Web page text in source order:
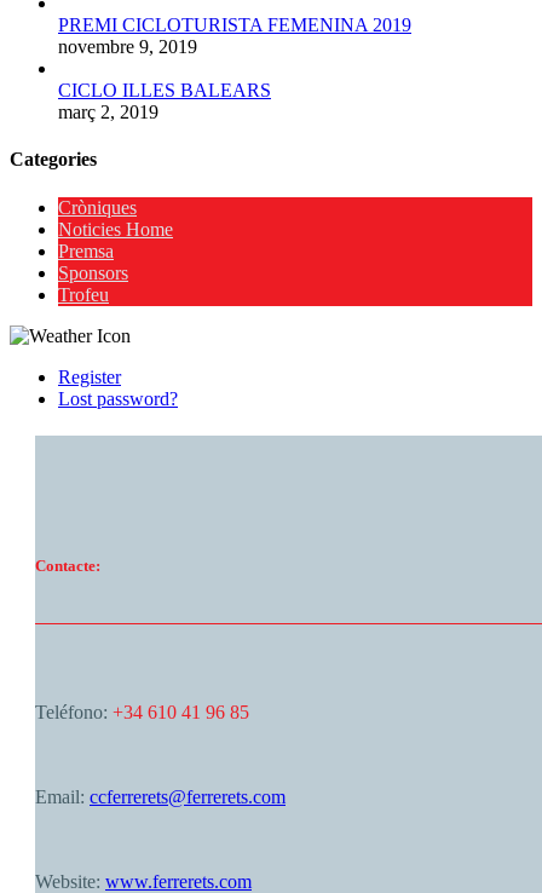
PREMI CICLOTURISTA FEMENINA 2019
novembre 9, 2019
CICLO ILLES BALEARS
març 2, 2019
Categories
Cròniques
Noticies Home
Premsa
Sponsors
Trofeu
Register
Lost password?
Contacte:
Teléfono: +34 610 41 96 85
Email: ccferrerets@ferrerets.com
Website: www.ferrerets.com